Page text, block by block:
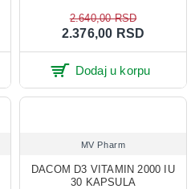
2.376,00 RSD
2.640,00 RSD
Dodaj u korpu
MV Pharm
DACOM D3 VITAMIN 2000 IU
30 KAPSULA